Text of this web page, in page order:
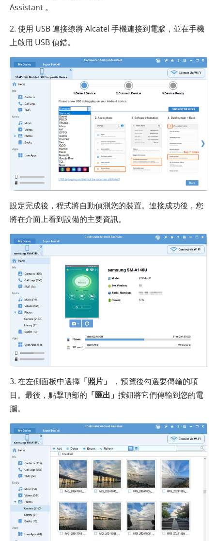
Assistant 。
2. 使用 USB 連接線將 Alcatel 手機連接到電腦，並在手機
上啟用 USB 偵錯。
設定完成後，程式將自動偵測您的裝置。連接成功後，您
將在介面上看到設備的主要資訊。
3. 在左側面板中選擇 「照片」
，預覽後勾選要傳輸的項
目。最後，點擊頂部的 「匯出」 按鈕將它們傳輸到您的電
腦。